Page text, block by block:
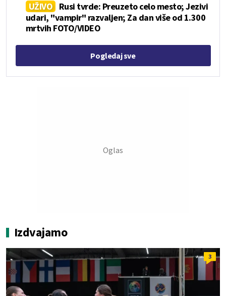
UŽIVO
Rusi tvrde: Preuzeto celo mesto; Jezivi
udari, "vampir" razvaljen; Za dan više od 1.300
mrtvih FOTO/VIDEO
Pogledaj sve
Izdvajamo
3